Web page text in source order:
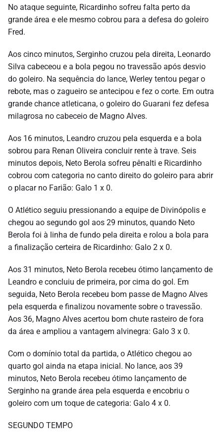
No ataque seguinte, Ricardinho sofreu falta perto da
grande área e ele mesmo cobrou para a defesa do goleiro
Fred.
Aos cinco minutos, Serginho cruzou pela direita, Leonardo
Silva cabeceou e a bola pegou no travessão após desvio
do goleiro. Na sequência do lance, Werley tentou pegar o
rebote, mas o zagueiro se antecipou e fez o corte. Em outra
grande chance atleticana, o goleiro do Guarani fez defesa
milagrosa no cabeceio de Magno Alves.
Aos 16 minutos, Leandro cruzou pela esquerda e a bola
sobrou para Renan Oliveira concluir rente à trave. Seis
minutos depois, Neto Berola sofreu pênalti e Ricardinho
cobrou com categoria no canto direito do goleiro para abrir
o placar no Farião: Galo 1 x 0.
O Atlético seguiu pressionando a equipe de Divinópolis e
chegou ao segundo gol aos 29 minutos, quando Neto
Berola foi à linha de fundo pela direita e rolou a bola para
a finalização certeira de Ricardinho: Galo 2 x 0.
Aos 31 minutos, Neto Berola recebeu ótimo lançamento de
Leandro e concluiu de primeira, por cima do gol. Em
seguida, Neto Berola recebeu bom passe de Magno Alves
pela esquerda e finalizou novamente sobre o travessão.
Aos 36, Magno Alves acertou bom chute rasteiro de fora
da área e ampliou a vantagem alvinegra: Galo 3 x 0.
Com o domínio total da partida, o Atlético chegou ao
quarto gol ainda na etapa inicial. No lance, aos 39
minutos, Neto Berola recebeu ótimo lançamento de
Serginho na grande área pela esquerda e encobriu o
goleiro com um toque de categoria: Galo 4 x 0.
SEGUNDO TEMPO